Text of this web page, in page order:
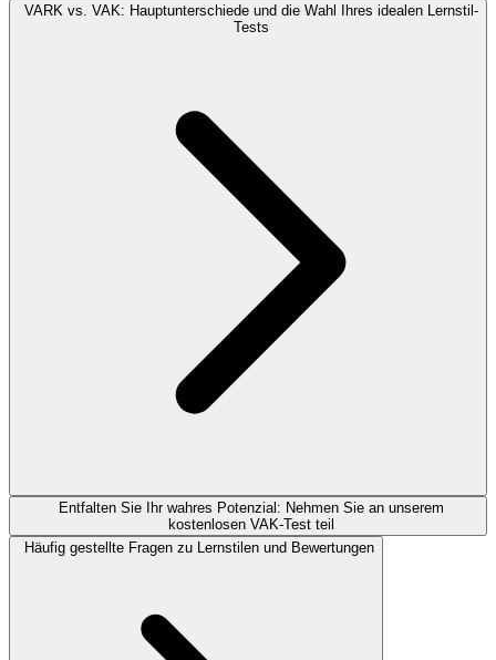
VARK vs. VAK: Hauptunterschiede und die Wahl Ihres idealen Lernstil-
Tests
Entfalten Sie Ihr wahres Potenzial: Nehmen Sie an unserem
kostenlosen VAK-Test teil
Häufig gestellte Fragen zu Lernstilen und Bewertungen